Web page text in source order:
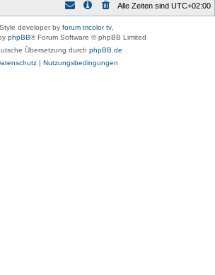
Alle Zeiten sind UTC+02:00
Style developer by forum tricolor tv
phpBB® Forum Software © phpBB Limited
Übersetzung durch phpBB.de
| Nutzungsbedingungen